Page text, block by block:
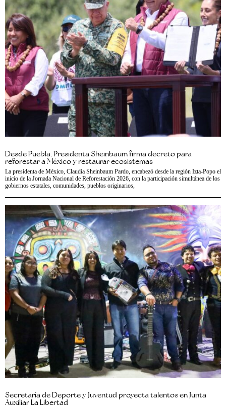
Desde Puebla, Presidenta Sheinbaum firma decreto para
reforestar a México y restaurar ecosistemas
La presidenta de México, Claudia Sheinbaum Pardo, encabezó desde la región Izta-Popo el
inicio de la Jornada Nacional de Reforestación 2026, con la participación simultánea de los
gobiernos estatales, comunidades, pueblos originarios,
Secretaría de Deporte y Juventud proyecta talentos en Junta
Auxiliar La Libertad